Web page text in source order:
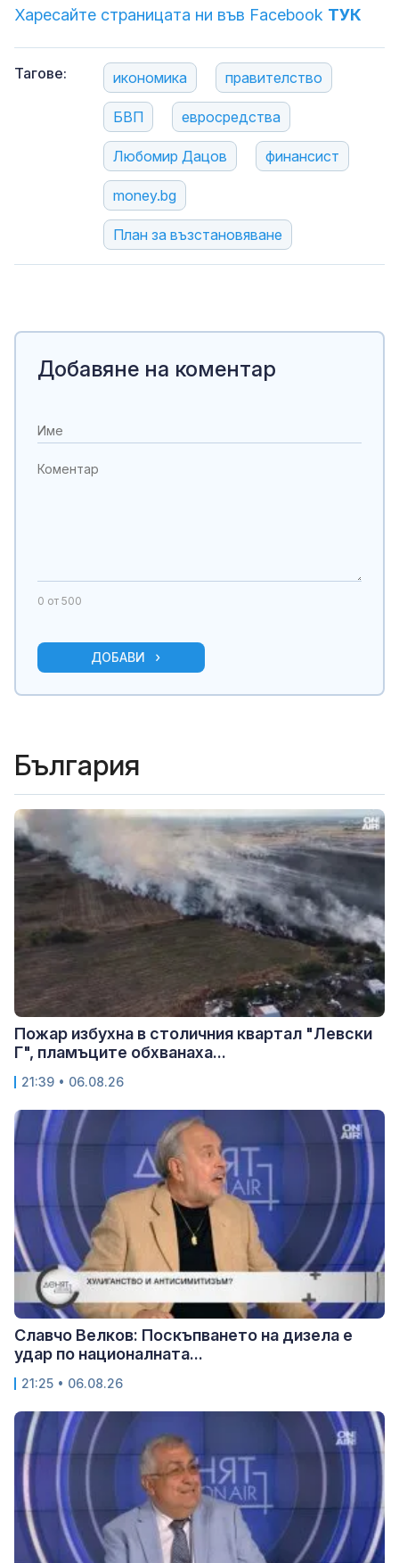
Харесайте страницата ни във Facebook ТУК
Тагове: икономика правителство
БВП евросредства
Любомир Дацов финансист
money.bg
План за възстановяване
Добавяне на коментар
0 от 500
ДОБАВИ
България
Пожар избухна в столичния квартал "Левски
Г", пламъците обхванаха...
21:39 • 06.08.26
Славчо Велков: Поскъпването на дизела е
удар по националната...
21:25 • 06.08.26